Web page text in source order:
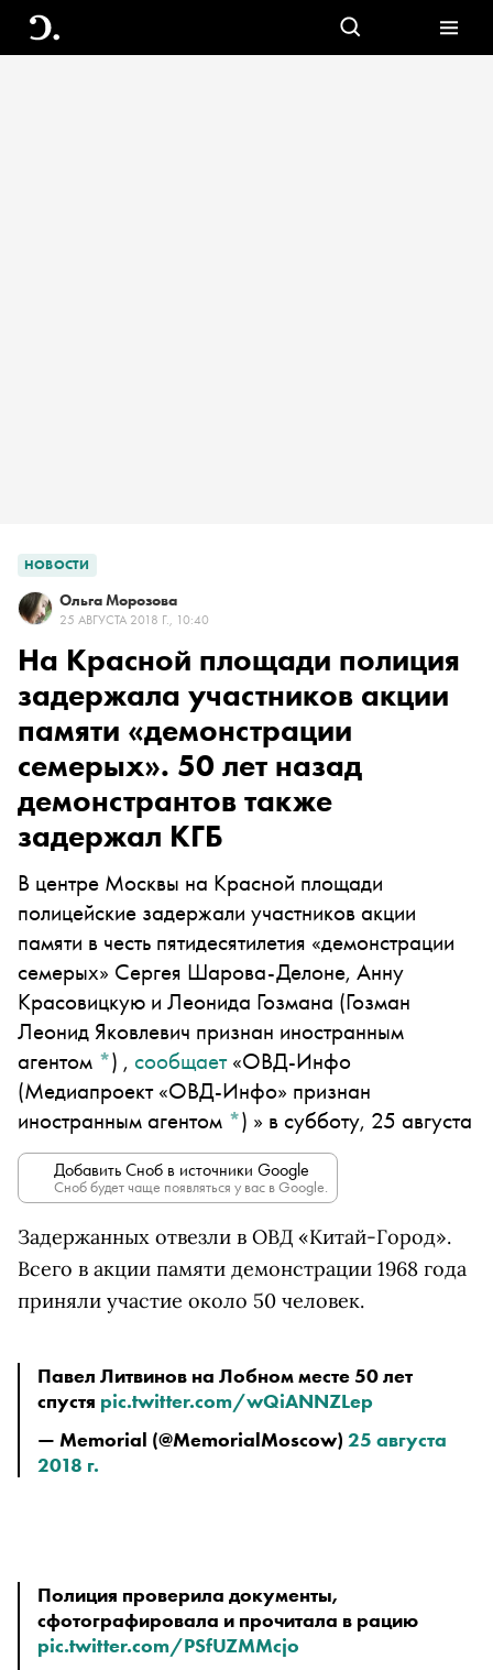
НОВОСТИ
Ольга Морозова
25 АВГУСТА 2018 Г., 10:40
На Красной площади полиция
задержала участников акции
памяти «демонстрации
семерых». 50 лет назад
демонстрантов также
задержал КГБ
В центре Москвы на Красной площади
полицейские задержали участников акции
памяти в честь пятидесятилетия «демонстрации
семерых» Сергея Шарова-Делоне, Анну
Красовицкую и Леонида Гозмана (Гозман
Леонид Яковлевич признан иностранным
агентом *) , сообщает «ОВД-Инфо
(Медиапроект «ОВД-Инфо» признан
иностранным агентом *) » в субботу, 25 августа
Добавить Сноб в источники Google
Сноб будет чаще появляться у вас в Google.
Задержанных отвезли в ОВД «Китай-Город».
Всего в акции памяти демонстрации 1968 года
приняли участие около 50 человек.
Павел Литвинов на Лобном месте 50 лет
спустя pic.twitter.com/wQiANNZLep
— Memorial (@MemorialMoscow) 25 августа
2018 г.
Полиция проверила документы,
pic.twitter.com/PSfUZMMcjo